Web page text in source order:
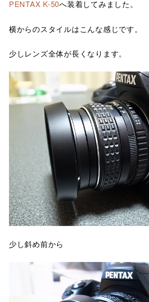
PENTAX K-50へ装着してみました。
横からのスタイルはこんな感じです。
少しレンズ全体が長くなります。
少し斜め前から